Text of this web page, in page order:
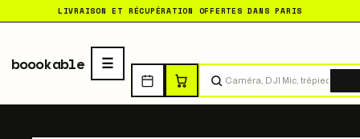
LIVRAISON ET RÉCUPÉRATION OFFERTES DANS PARIS
boookable